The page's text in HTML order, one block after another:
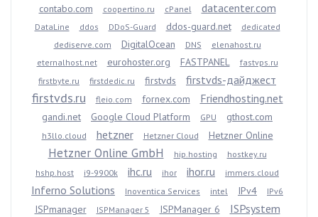
contabo.com coopertino.ru cPanel datacenter.com
DataLine ddos DDoS-Guard ddos-guard.net
dedicated
dediserve.com
DigitalOcean DNS
elenahost.ru
eternalhost.net
eurohoster.org FASTPANEL
fastvps.ru
firstbyte.ru
firstdedic.ru firstvds firstvds-дайджест
firstvds.ru fleio.com fornex.com Friendhosting.net
gandi.net Google Cloud Platform GPU gthost.com
h3llo.cloud hetzner Hetzner Cloud Hetzner Online
Hetzner Online GmbH hip.hosting
hostkey.ru
hshp.host
i9-9900k ihc.ru ihor ihor.ru immers.cloud
Inferno Solutions Inoventica Services intel IPv4 IPv6
ISPmanager ISPManager 5 ISPManager 6 ISPsystem